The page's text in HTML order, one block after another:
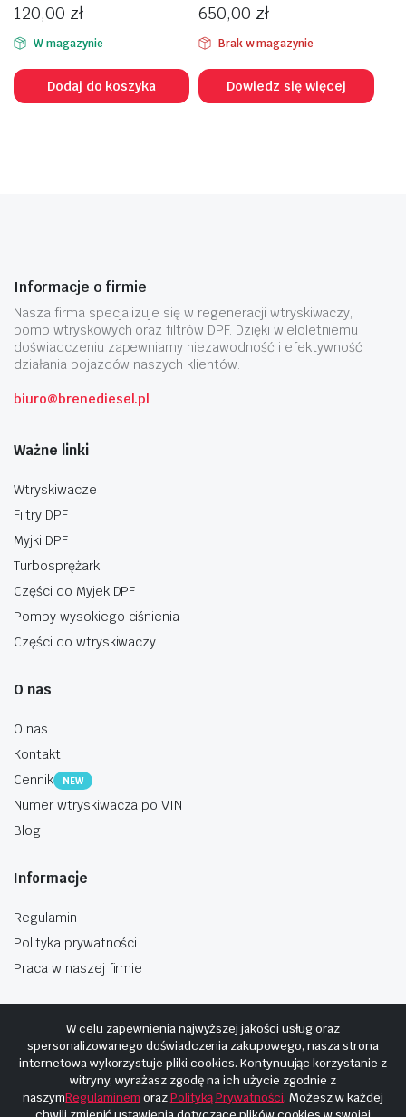
120,00 zł
W magazynie
Dodaj do koszyka
650,00 zł
Brak w magazynie
Dowiedz się więcej
Informacje o firmie
Nasza firma specjalizuje się w regeneracji wtryskiwaczy,
pomp wtryskowych oraz filtrów DPF. Dzięki wieloletniemu
doświadczeniu zapewniamy niezawodność i efektywność
działania pojazdów naszych klientów.
biuro@brenediesel.pl
Ważne linki
Wtryskiwacze
Filtry DPF
Myjki DPF
Turbosprężarki
Części do Myjek DPF
Pompy wysokiego ciśnienia
Części do wtryskiwaczy
O nas
O nas
Kontakt
Cennik
NEW
Numer wtryskiwacza po VIN
Blog
Informacje
Regulamin
Polityka prywatności
Praca w naszej firmie
Copyright © 2025Hosting i budowa Cyberplaneta.pl
W celu zapewnienia najwyższej jakości usług oraz
spersonalizowanego doświadczenia zakupowego, nasza strona
internetowa wykorzystuje pliki cookies. Kontynuując korzystanie z
witryny, wyrażasz zgodę na ich użycie zgodnie z
naszymRegulaminem orazPolityką Prywatności. Możesz w każdej